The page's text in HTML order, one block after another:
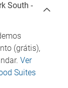
South -
(grátis),
Ver
Suites